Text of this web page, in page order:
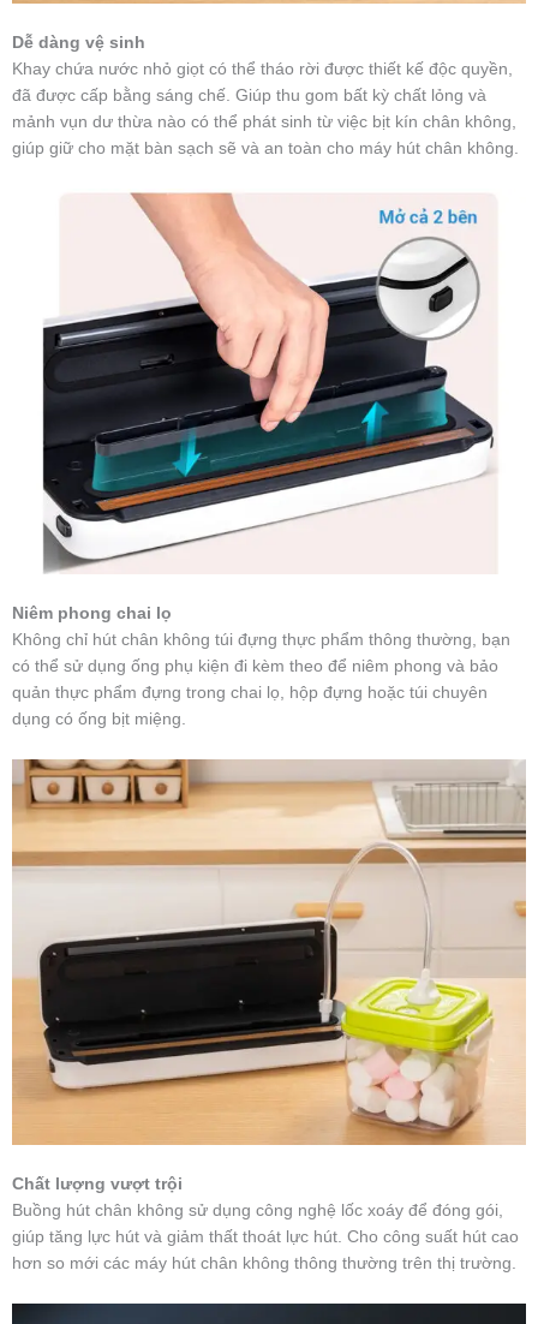
Dễ dàng vệ sinh
Khay chứa nước nhỏ giọt có thể tháo rời được thiết kế độc quyền,
đã được cấp bằng sáng chế. Giúp thu gom bất kỳ chất lỏng và
mảnh vụn dư thừa nào có thể phát sinh từ việc bịt kín chân không,
giúp giữ cho mặt bàn sạch sẽ và an toàn cho máy hút chân không.
Niêm phong chai lọ
Không chỉ hút chân không túi đựng thực phẩm thông thường, bạn
có thể sử dụng ống phụ kiện đi kèm theo để niêm phong và bảo
quản thực phẩm đựng trong chai lọ, hộp đựng hoặc túi chuyên
dụng có ống bịt miệng.
Chất lượng vượt trội
Buồng hút chân không sử dụng công nghệ lốc xoáy để đóng gói,
giúp tăng lực hút và giảm thất thoát lực hút. Cho công suất hút cao
hơn so mới các máy hút chân không thông thường trên thị trường.